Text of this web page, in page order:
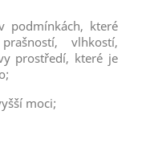
podmínkách, které
vlhkostí,
prostředí, které je
moci;